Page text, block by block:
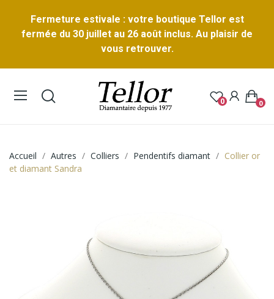
Fermeture estivale : votre boutique Tellor est
fermée du 30 juillet au 26 août inclus. Au plaisir de
vous retrouver.
0 0
Accueil Autres Colliers Pendentifs diamant
Collier or
et diamant Sandra